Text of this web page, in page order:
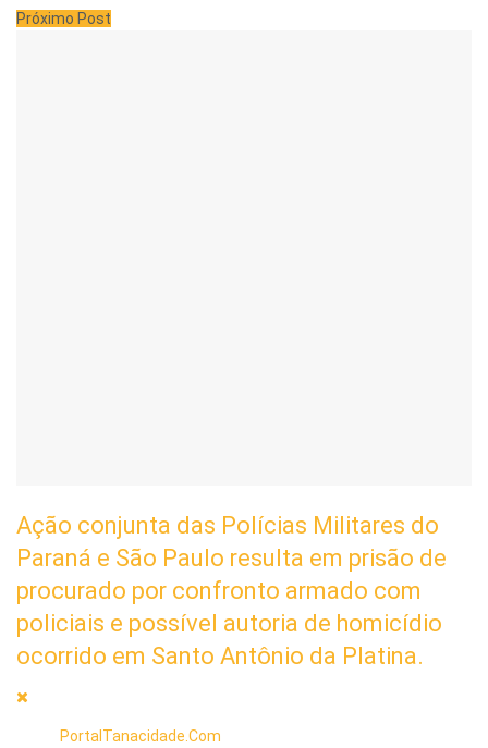
Próximo Post
Ação conjunta das Polícias Militares do
Paraná e São Paulo resulta em prisão de
procurado por confronto armado com
policiais e possível autoria de homicídio
ocorrido em Santo Antônio da Platina.
PortalTanacidade.Com